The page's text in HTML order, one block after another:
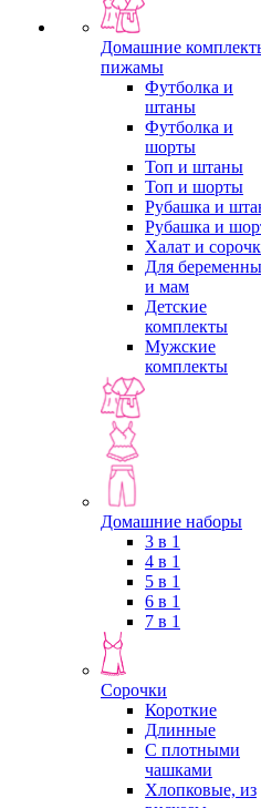
Домашние
пижамы
Футболка и
штаны
Футболка и
шорты
Топ и штаны
Топ и шорты
Рубашка и
Рубашка и
Халат и
Для
и мам
Детские
комплекты
Мужские
комплекты
Домашние наборы
3 в 1
4 в 1
5 в 1
6 в 1
7 в 1
Сорочки
Короткие
Длинные
С плотными
чашками
Хлопковые, из